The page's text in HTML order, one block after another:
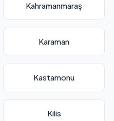
Kahramanmaraş
Karaman
Kastamonu
Kilis